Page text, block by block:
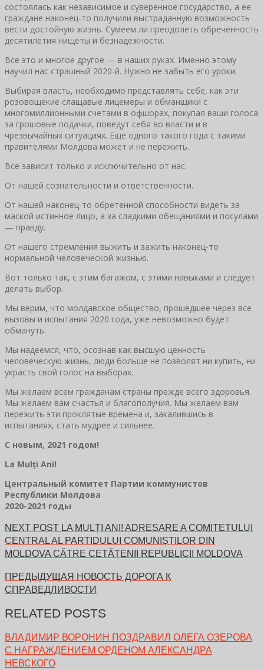
состоялась как независимое и суверенное государство, а ее
граждане наконец-то получили выстраданную возможность
вести достойную жизнь. Сумеем ли преодолеть обреченность
десятилетия нищеты и безнадежности.
Все это и многое другое — в наших руках. Именно этому
научил нас страшный 2020-й. Нужно не забыть его уроки.
Выбирая власть, необходимо представлять себе, как эти
розовощекие слащавые лицемеры и обманщики с
многомиллионными счетами в офшорах, покупая ваши голоса
за грошовые подачки, поведут себя во власти и в
чрезвычайных ситуациях. Еще одного такого года с такими
правителями Молдова может и не пережить.
Все зависит только и исключительно от нас.
От нашей сознательности и ответственности.
От нашей наконец-то обретенной способности видеть за
маской истинное лицо, а за сладкими обещаниями и посулами
— правду.
От нашего стремления выжить и зажить наконец-то
нормальной человеческой жизнью.
Вот только так, с этим багажом, с этими навыками и следует
делать выбор.
Мы верим, что молдавское общество, прошедшее через все
вызовы и испытания 2020 года, уже невозможно будет
обмануть.
Мы надеемся, что, осознав как высшую ценность
человеческую жизнь, люди больше не позволят ни купить, ни
украсть свой голос на выборах.
Мы желаем всем гражданам страны прежде всего здоровья.
Мы желаем вам счастья и благополучия. Мы желаем вам
пережить эти проклятые времена и, закалившись в
испытаниях, стать мудрее и сильнее.
С новым, 2021 годом!
La Mulți Ani!
Центральный комитет Партии коммунистов
Республики Молдова
2020-2021 годы
NEXT POST LA MULȚI ANI! ADRESARE A COMITETULUI
CENTRAL AL PARTIDULUI COMUNIȘTILOR DIN
MOLDOVA CĂTRE CETĂȚENII REPUBLICII MOLDOVA
ПРЕДЫДУЩАЯ НОВОСТЬ ДОРОГА К
СПРАВЕДЛИВОСТИ
RELATED POSTS
ВЛАДИМИР ВОРОНИН ПОЗДРАВИЛ ОЛЕГА ОЗЕРОВА
С НАГРАЖДЕНИЕМ ОРДЕНОМ АЛЕКСАНДРА
НЕВСКОГО